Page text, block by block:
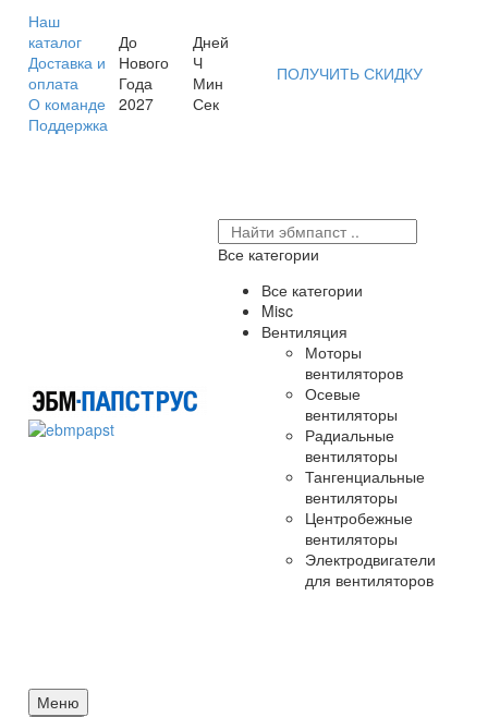
Наш
каталог
Доставка и
оплата
О команде
Поддержка
До
Нового
Года
2027
Дней
Ч
Мин
Сек
ПОЛУЧИТЬ СКИДКУ
Все категории
Все категории
Misc
Вентиляция
Моторы
вентиляторов
Осевые
вентиляторы
Радиальные
вентиляторы
Тангенциальные
вентиляторы
Центробежные
вентиляторы
Электродвигатели
для вентиляторов
Меню